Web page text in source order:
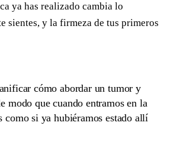
ya has realizado cambia lo
sientes, y la firmeza de tus primeros
cómo abordar un tumor y
modo que cuando entramos en la
como si ya hubiéramos estado allí